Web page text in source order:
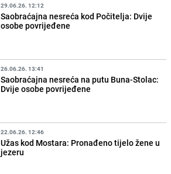
29.06.26. 12:12
Saobraćajna nesreća kod Počitelja: Dvije
osobe povrijeđene
26.06.26. 13:41
Saobraćajna nesreća na putu Buna-Stolac:
Dvije osobe povrijeđene
22.06.26. 12:46
Užas kod Mostara: Pronađeno tijelo žene u
jezeru